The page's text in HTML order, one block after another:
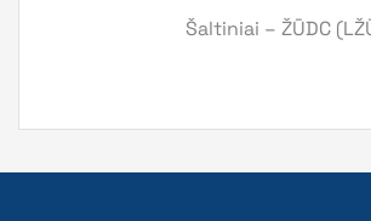
Šaltiniai – ŽŪDC